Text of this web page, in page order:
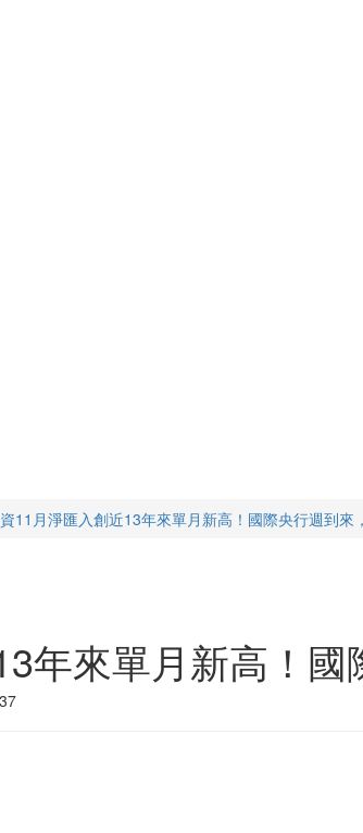
11月淨匯入創近13年來單月新高！國際央行週到來
年來單月新高！